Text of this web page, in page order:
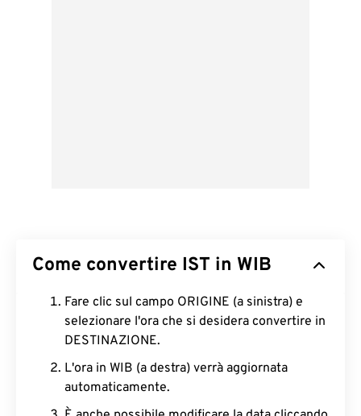
Come convertire IST in WIB
Fare clic sul campo ORIGINE (a sinistra) e
selezionare l'ora che si desidera convertire in
DESTINAZIONE.
L'ora in WIB (a destra) verrà aggiornata
automaticamente.